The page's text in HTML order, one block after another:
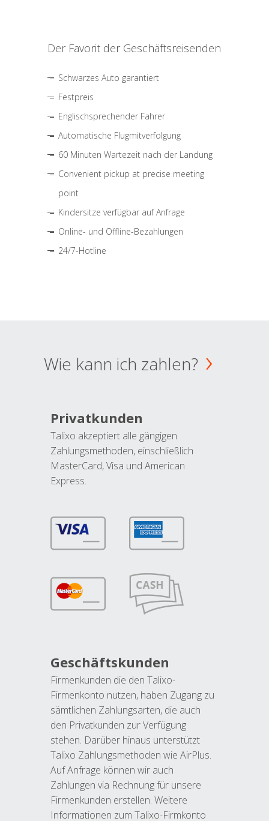
Der Favorit der Geschäftsreisenden
Schwarzes Auto garantiert
Festpreis
Englischsprechender Fahrer
Automatische Flugmitverfolgung
60 Minuten Wartezeit nach der Landung
Convenient pickup at precise meeting
point
Kindersitze verfügbar auf Anfrage
Online- und Offline-Bezahlungen
24/7-Hotline
Wie kann ich zahlen?
Privatkunden
Talixo akzeptiert alle gängigen
Zahlungsmethoden, einschließlich
MasterCard, Visa und American
Express.
Geschäftskunden
Firmenkunden die den Talixo-
Firmenkonto nutzen, haben Zugang zu
sämtlichen Zahlungsarten, die auch
den Privatkunden zur Verfügung
stehen. Darüber hinaus unterstützt
Talixo Zahlungsmethoden wie AirPlus.
Auf Anfrage können wir auch
Zahlungen via Rechnung für unsere
Firmenkunden erstellen. Weitere
Informationen zum Talixo-Firmkonto